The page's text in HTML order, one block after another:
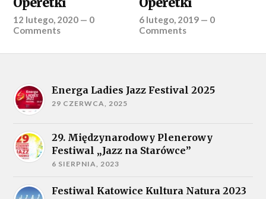
12 lutego, 2020 — 0
Comments
6 lutego, 2019 — 0
Comments
Energa Ladies Jazz Festival 2025
29 CZERWCA, 2025
29. Międzynarodowy Plenerowy
Festiwal „Jazz na Starówce”
6 SIERPNIA, 2023
Festiwal Katowice Kultura Natura 2023